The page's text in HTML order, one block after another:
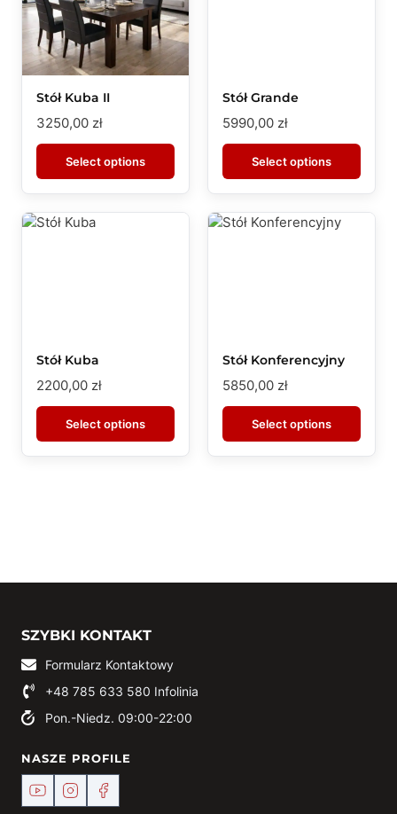
Stół Kuba II
3250,00 zł
Select options
Stół Grande
5990,00 zł
Select options
Stół Kuba
2200,00 zł
Select options
Stół Konferencyjny
5850,00 zł
Select options
SZYBKI KONTAKT
Formularz Kontaktowy
+48 785 633 580 Infolinia
Pon.-Niedz. 09:00-22:00
NASZE PROFILE